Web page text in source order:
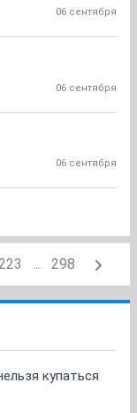
06 сентября
06 сентября
06 сентября
... 298
купаться